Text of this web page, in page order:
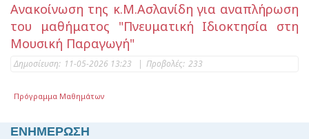
Ανακοίνωση της κ.Μ.Ασλανίδη για αναπλήρωση
του μαθήματος "Πνευματική Ιδιοκτησία στη
Μουσική Παραγωγή"
Δημοσίευση: 11-05-2026 13:23 | Προβολές: 233
Πρόγραμμα Μαθημάτων
ΕΝΗΜΕΡΩΣΗ